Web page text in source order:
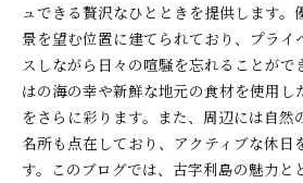
ュできる贅沢なひとときを提供します。
景を望む位置に建てられており、プライ
スしながら日々の喧騒を忘れることがで
はの海の幸や新鮮な地元の食材を使用し
をさらに彩ります。また、周辺には自然
名所も点在しており、アクティブな休日
す。このブログでは、古字利島の魅力と